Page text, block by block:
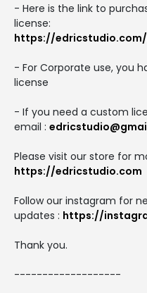
- Here is the link to
license:
https://
- For Corporate use, you
license
- If you need a custom
email :
Please visit our store for
https://edricstudio.com
Follow our instagram for
updates : https://
Thank you.
-------------------